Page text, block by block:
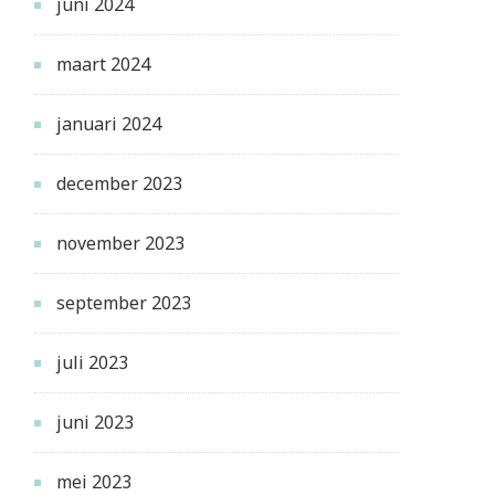
maart 2024
januari 2024
december 2023
november 2023
september 2023
juli 2023
juni 2023
mei 2023